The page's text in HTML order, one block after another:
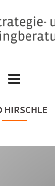
HIRSCHLE